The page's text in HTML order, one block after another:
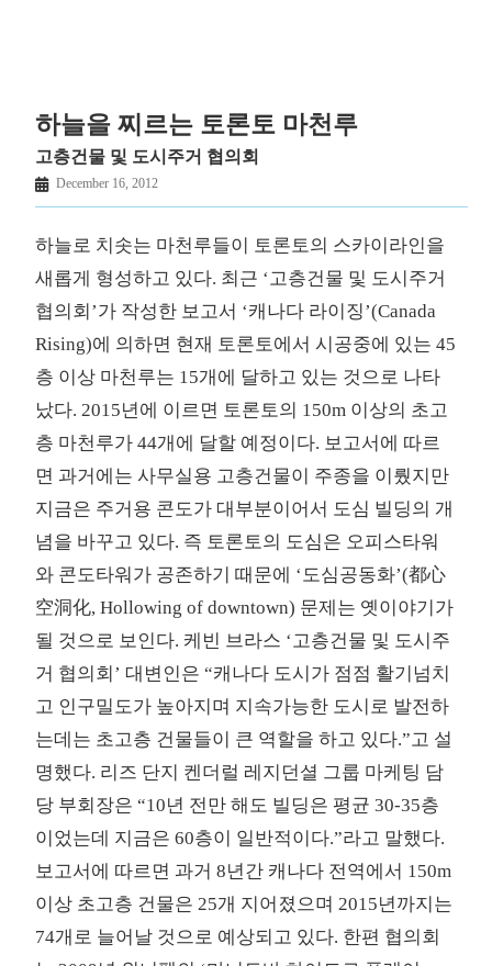
하늘을 찌르는 토론토 마천루
고층건물 및 도시주거 협의회
December 16, 2012
하늘로 치솟는 마천루들이 토론토의 스카이라인을
새롭게 형성하고 있다. 최근 ‘고층건물 및 도시주거
협의회’가 작성한 보고서 ‘캐나다 라이징’(Canada
Rising)에 의하면 현재 토론토에서 시공중에 있는 45
층 이상 마천루는 15개에 달하고 있는 것으로 나타
났다. 2015년에 이르면 토론토의 150m 이상의 초고
층 마천루가 44개에 달할 예정이다. 보고서에 따르
면 과거에는 사무실용 고층건물이 주종을 이뤘지만
지금은 주거용 콘도가 대부분이어서 도심 빌딩의 개
념을 바꾸고 있다. 즉 토론토의 도심은 오피스타워
와 콘도타워가 공존하기 때문에 ‘도심공동화’(都心
空洞化, Hollowing of downtown) 문제는 옛이야기가
될 것으로 보인다. 케빈 브라스 ‘고층건물 및 도시주
거 협의회’ 대변인은 “캐나다 도시가 점점 활기넘치
고 인구밀도가 높아지며 지속가능한 도시로 발전하
는데는 초고층 건물들이 큰 역할을 하고 있다.”고 설
명했다. 리즈 단지 켄더럴 레지던셜 그룹 마케팅 담
당 부회장은 “10년 전만 해도 빌딩은 평균 30-35층
이었는데 지금은 60층이 일반적이다.”라고 말했다.
보고서에 따르면 과거 8년간 캐나다 전역에서 150m
이상 초고층 건물은 25개 지어졌으며 2015년까지는
74개로 늘어날 것으로 예상되고 있다. 한편 협의회